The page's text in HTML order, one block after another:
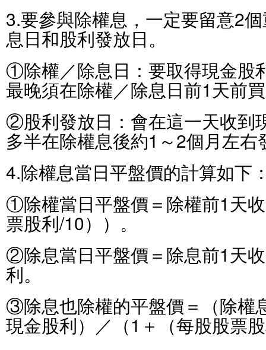
3.要參與除權息，一定要留意2
息日和股利發放日。
①除權／除息日：要取得現金股
最晚須在除權／除息日前1天前
②股利發放日：會在這一天收到
多半在除權息後約1～2個月左右
4.除權息當日平盤價的計算如下
①除權當日平盤價＝除權前1天
票股利/10））。
②除息當日平盤價＝除息前1天
利。
③除息也除權的平盤價＝（除權
現金股利）／（1＋（每股股票